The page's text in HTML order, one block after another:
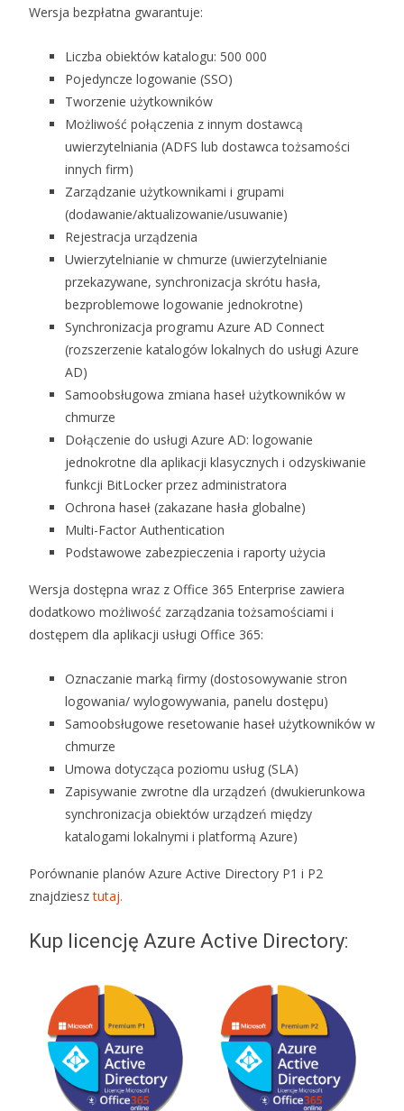
Wersja bezpłatna gwarantuje:
Liczba obiektów katalogu: 500 000
Pojedyncze logowanie (SSO)
Tworzenie użytkowników
Możliwość połączenia z innym dostawcą
uwierzytelniania (ADFS lub dostawca tożsamości
innych firm)
Zarządzanie użytkownikami i grupami
(dodawanie/aktualizowanie/usuwanie)
Rejestracja urządzenia
Uwierzytelnianie w chmurze (uwierzytelnianie
przekazywane, synchronizacja skrótu hasła,
bezproblemowe logowanie jednokrotne)
Synchronizacja programu Azure AD Connect
(rozszerzenie katalogów lokalnych do usługi Azure
AD)
Samoobsługowa zmiana haseł użytkowników w
chmurze
Dołączenie do usługi Azure AD: logowanie
jednokrotne dla aplikacji klasycznych i odzyskiwanie
funkcji BitLocker przez administratora
Ochrona haseł (zakazane hasła globalne)
Multi-Factor Authentication
Podstawowe zabezpieczenia i raporty użycia
Wersja dostępna wraz z Office 365 Enterprise zawiera
dodatkowo możliwość zarządzania tożsamościami i
dostępem dla aplikacji usługi Office 365:
Oznaczanie marką firmy (dostosowywanie stron
logowania/ wylogowywania, panelu dostępu)
Samoobsługowe resetowanie haseł użytkowników w
chmurze
Umowa dotycząca poziomu usług (SLA)
Zapisywanie zwrotne dla urządzeń (dwukierunkowa
synchronizacja obiektów urządzeń między
katalogami lokalnymi i platformą Azure)
Porównanie planów Azure Active Directory P1 i P2
znajdziesztutaj.
Kup licencję Azure Active Directory: